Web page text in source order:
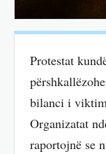
Protestat
bilanci i
Organizatat
raportojnë se